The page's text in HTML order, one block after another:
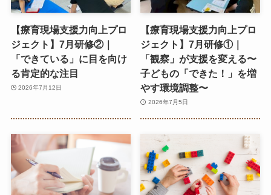
【療育現場支援力向上プロ
ジェクト】7月研修②｜
「できている」に目を向け
る肯定的な注目
2026年7月12日
【療育現場支援力向上プロ
ジェクト】7月研修①｜
「観察」が支援を変える〜
子どもの「できた！」を増
やす環境調整〜
2026年7月5日